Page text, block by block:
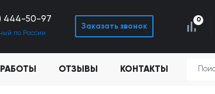
444-50-97
по России
Заказать звонок
0
ОТЗЫВЫ КОНТАКТЫ